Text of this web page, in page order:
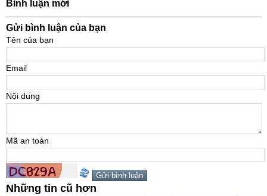
Bình luận mới
Gửi bình luận của bạn
Tên của bạn
Email
Nội dung
Mã an toàn
Những tin cũ hơn